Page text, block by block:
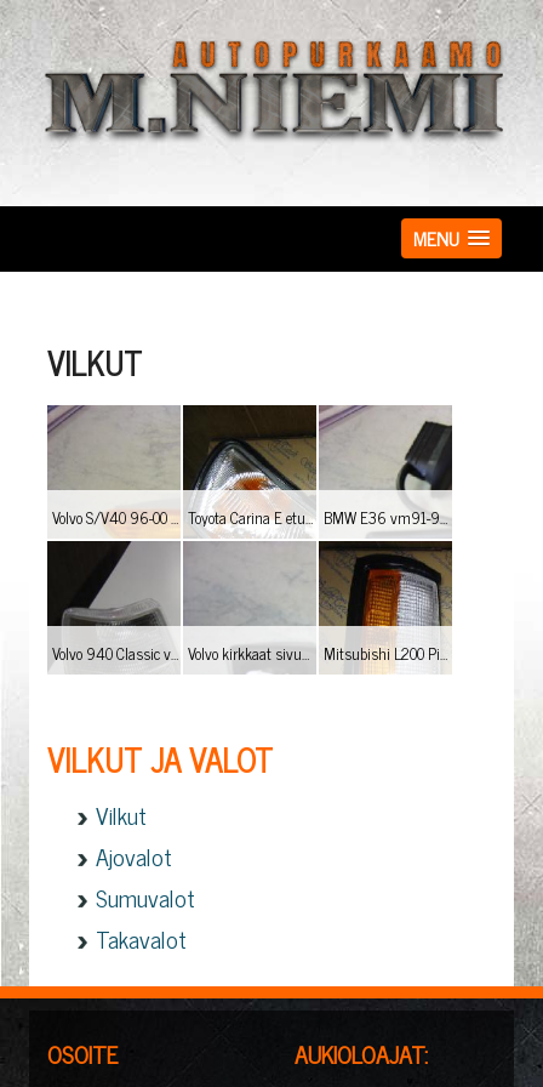
MENU
VILKUT
Volvo S/V40 96-00 sivuäärivalot, Hinta: 25,-€/kpl
Volvo 940 Classic vilkut 35,-€/kpl
Toyota Carina E etuvilkut H: 15,-€/kpl
Volvo kirkkaat sivuvilkut, mallit: 740, 850, 940, S/V40, S/V70, Hinta: 30,-€/pari
BMW E36 vm91-98, kirkkaat sivuvilkut Hinta: 15,-€/kpl
Mitsubishi L200 Pick-up, vilkku/parkki 87-95 H: 12,-€/kpl
VILKUT JA VALOT
Vilkut
Ajovalot
Sumuvalot
Takavalot
OSOITE AUKIOLOAJAT: